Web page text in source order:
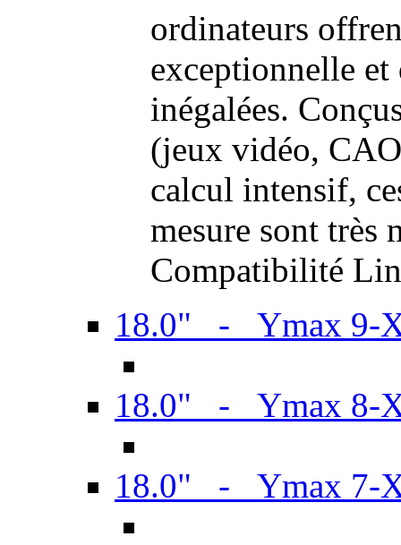
ordinateurs
exceptionnelle et
inégalées.
(jeux vidéo,
calcul intensif,
mesure sont très
Compatibilité
18.0" - Ymax 9-
18.0" - Ymax 8-
18.0" - Ymax 7-